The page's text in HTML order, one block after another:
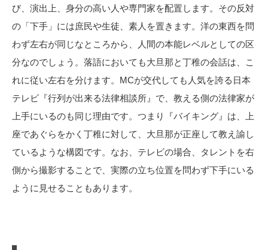
び、演出上、身分の高い人や専門家を配置します。その反対
の「下手」には庶民や生徒、素人を置きます。洋の東西を問
わず左右が同じなところから、人間の本能レベルとしての区
分なのでしょう。落語においても大旦那と丁稚の会話は、こ
れに従い左右を分けます。MCが交代しても人気を誇る日本
テレビ『行列が出来る法律相談所』で、教える側の法律家が
上手にいるのも同じ理由です。つまり『バイキング』は、上
座であぐらをかく丁稚に対して、大旦那が正座して教え諭し
ているような構図です。なお、テレビの場合、タレントを右
側から撮影することで、実際の立ち位置を問わず下手にいる
ように見せることもあります。